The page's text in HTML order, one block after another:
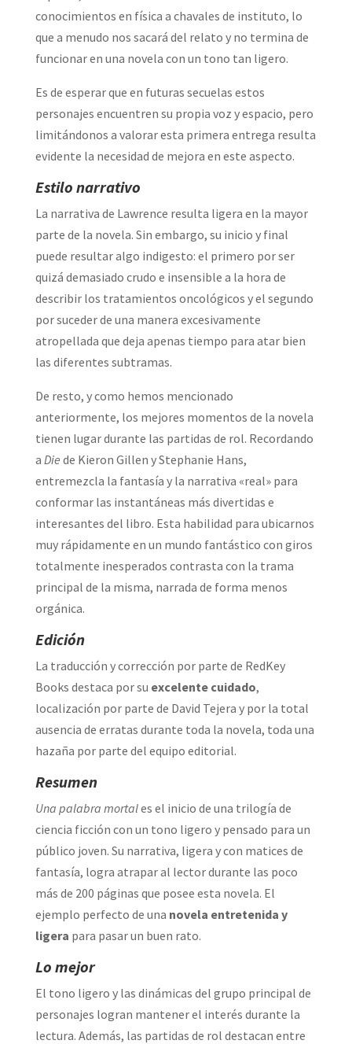
conocimientos en física a chavales de instituto, lo
que a menudo nos sacará del relato y no termina de
funcionar en una novela con un tono tan ligero.
Es de esperar que en futuras secuelas estos
personajes encuentren su propia voz y espacio, pero
limitándonos a valorar esta primera entrega resulta
evidente la necesidad de mejora en este aspecto.
Estilo narrativo
La narrativa de Lawrence resulta ligera en la mayor
parte de la novela. Sin embargo, su inicio y final
puede resultar algo indigesto: el primero por ser
quizá demasiado crudo e insensible a la hora de
describir los tratamientos oncológicos y el segundo
por suceder de una manera excesivamente
atropellada que deja apenas tiempo para atar bien
las diferentes subtramas.
De resto, y como hemos mencionado
anteriormente, los mejores momentos de la novela
tienen lugar durante las partidas de rol. Recordando
a Die de Kieron Gillen y Stephanie Hans,
entremezcla la fantasía y la narrativa «real» para
conformar las instantáneas más divertidas e
interesantes del libro. Esta habilidad para ubicarnos
muy rápidamente en un mundo fantástico con giros
totalmente inesperados contrasta con la trama
principal de la misma, narrada de forma menos
orgánica.
Edición
La traducción y corrección por parte de RedKey
Books destaca por su excelente cuidado,
localización por parte de David Tejera y por la total
ausencia de erratas durante toda la novela, toda una
hazaña por parte del equipo editorial.
Resumen
Una palabra mortales el inicio de una trilogía de
ciencia ficción con un tono ligero y pensado para un
público joven. Su narrativa, ligera y con matices de
fantasía, logra atrapar al lector durante las poco
más de 200 páginas que posee esta novela. El
ejemplo perfecto de una novela entretenida y
ligera para pasar un buen rato.
Lo mejor
El tono ligero y las dinámicas del grupo principal de
personajes logran mantener el interés durante la
lectura. Además, las partidas de rol destacan entre